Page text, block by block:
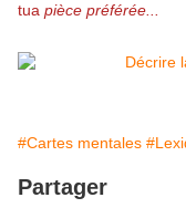
tua pièce préférée...
#Cartes mentales
Partager